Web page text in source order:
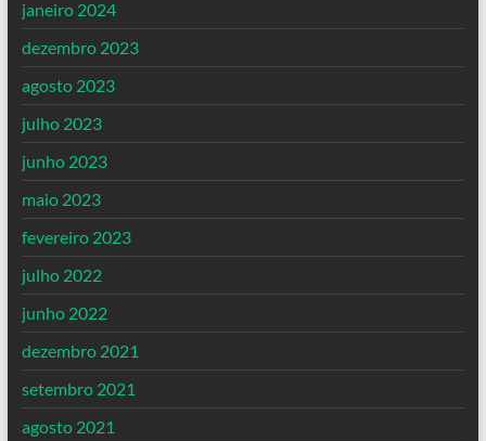
janeiro 2024
dezembro 2023
agosto 2023
julho 2023
junho 2023
maio 2023
fevereiro 2023
julho 2022
junho 2022
dezembro 2021
setembro 2021
agosto 2021